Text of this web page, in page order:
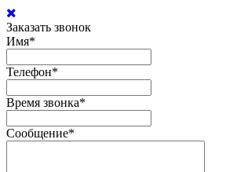
Заказать звонок
Имя*
Телефон*
Время звонка*
Сообщение*